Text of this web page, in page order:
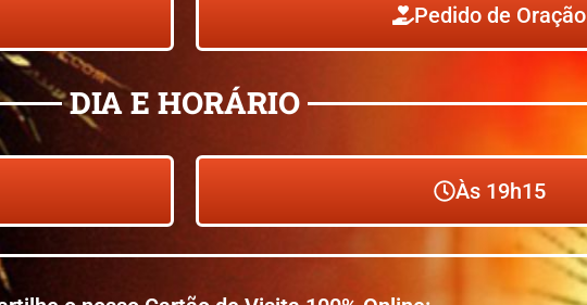
Pedido de Oração
DIA E HORÁRIO
Às 19h15